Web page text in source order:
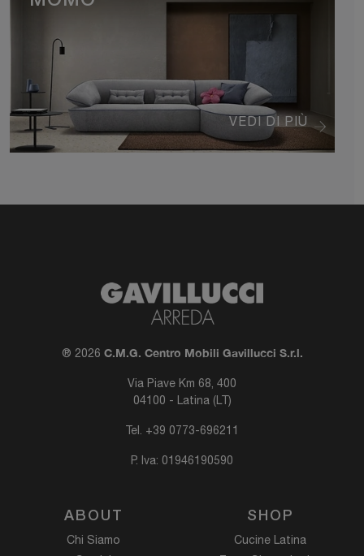
VEDI DI PIÙ
® 2026 C.M.G. Centro Mobili Gavillucci S.r.l.
Via Piave Km 68, 400
04100 - Latina (LT)
Tel. +39 0773-696211
P. Iva: 01946190590
ABOUT
Chi Siamo
SHOP
Cucine Latina